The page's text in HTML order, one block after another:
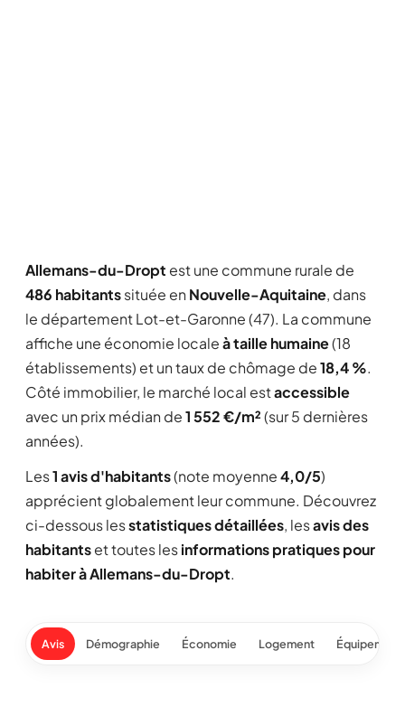
Allemans-du-Dropt est une commune rurale de
486 habitantssituée en Nouvelle-Aquitaine, dans
le département Lot-et-Garonne (47). La commune
affiche une économie localeà taille humaine(18
établissements) et un taux de chômage de18,4 %.
Côté immobilier, le marché local estaccessible
avec un prix médian de1 552 €/m²(sur 5 dernières
années).
Les1 avis d'habitants(note moyenne4,0/5)
apprécient globalement leur commune. Découvrez
ci-dessous lesstatistiques détaillées, lesavis des
habitantset toutes lesinformations pratiques pour
habiter à Allemans-du-Dropt.
Avis Démographie Économie Logement